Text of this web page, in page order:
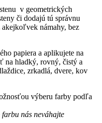
v geometrických
či dodajú tú správnu
akejkoľvek námahy, bez
papiera a aplikujete na
na hladký, rovný, čistý a
zrkadlá, dvere, kov
výberu farby podľa
nás neváhajte